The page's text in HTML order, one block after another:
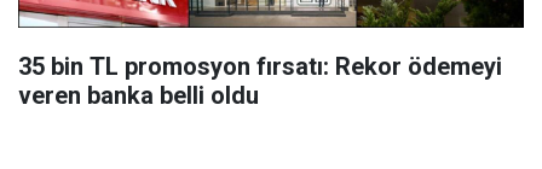
35 bin TL promosyon fırsatı: Rekor ödemeyi
veren banka belli oldu